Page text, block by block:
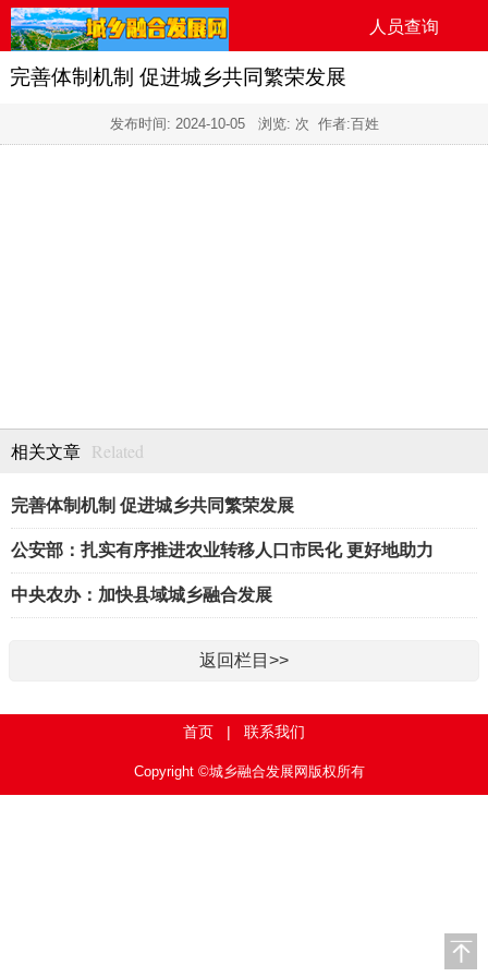
人员查询
完善体制机制 促进城乡共同繁荣发展
发布时间: 2024-10-05浏览: 次 作者:百姓
相关文章 Related
完善体制机制 促进城乡共同繁荣发展
公安部：扎实有序推进农业转移人口市民化 更好地助力
中央农办：加快县域城乡融合发展
返回栏目>>
首页 | 联系我们
Copyright ©城乡融合发展网版权所有